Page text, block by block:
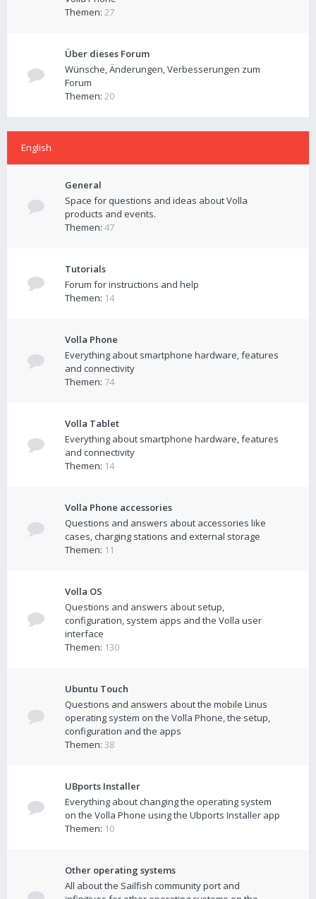
Themen: 27
Über dieses Forum
Wünsche, Änderungen, Verbesserungen zum
Forum
Themen: 20
English
General
Space for questions and ideas about Volla
products and events.
Themen: 47
Tutorials
Forum for instructions and help
Themen: 14
Volla Phone
Everything about smartphone hardware, features
and connectivity
Themen: 74
Volla Tablet
Everything about smartphone hardware, features
and connectivity
Themen: 14
Volla Phone accessories
Questions and answers about accessories like
cases, charging stations and external storage
Themen: 11
Volla OS
Questions and answers about setup,
configuration, system apps and the Volla user
interface
Themen: 130
Ubuntu Touch
Questions and answers about the mobile Linus
operating system on the Volla Phone, the setup,
configuration and the apps
Themen: 38
UBports Installer
Everything about changing the operating system
on the Volla Phone using the Ubports Installer app
Themen: 10
Other operating systems
All about the Sailfish community port and